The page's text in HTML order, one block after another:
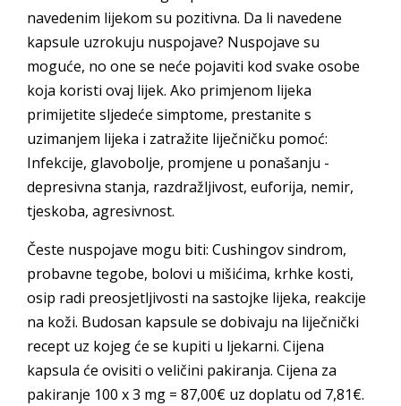
navedenim lijekom su pozitivna. Da li navedene
kapsule uzrokuju nuspojave? Nuspojave su
moguće, no one se neće pojaviti kod svake osobe
koja koristi ovaj lijek. Ako primjenom lijeka
primijetite sljedeće simptome, prestanite s
uzimanjem lijeka i zatražite liječničku pomoć:
Infekcije, glavobolje, promjene u ponašanju -
depresivna stanja, razdražljivost, euforija, nemir,
tjeskoba, agresivnost.
Česte nuspojave mogu biti: Cushingov sindrom,
probavne tegobe, bolovi u mišićima, krhke kosti,
osip radi preosjetljivosti na sastojke lijeka, reakcije
na koži. Budosan kapsule se dobivaju na liječnički
recept uz kojeg će se kupiti u ljekarni. Cijena
kapsula će ovisiti o veličini pakiranja. Cijena za
pakiranje 100 x 3 mg = 87,00€ uz doplatu od 7,81€.